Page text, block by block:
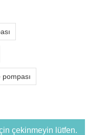
çekinmeyin lütfen.